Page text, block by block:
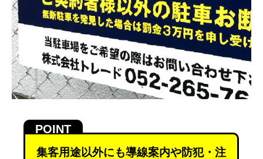
集客用途以外にも導線案内や防犯・注